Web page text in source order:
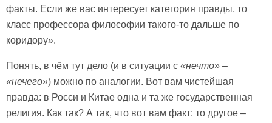
факты. Если же вас интересует категория правды, то
класс профессора философии такого-то дальше по
коридору».
Понять, в чём тут дело (и в ситуации с «нечто» –
«нечего») можно по аналогии. Вот вам чистейшая
правда: в Росси и Китае одна и та же государственная
религия. Как так? А так, что вот вам факт: то другое –